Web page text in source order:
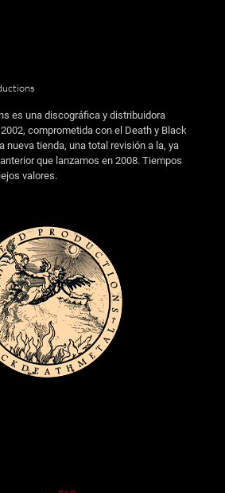
es una discográfica y distribuidora
comprometida con el Death y Black
nueva tienda, una total revisión a la, ya
que lanzamos en 2008. Tiempos
valores.